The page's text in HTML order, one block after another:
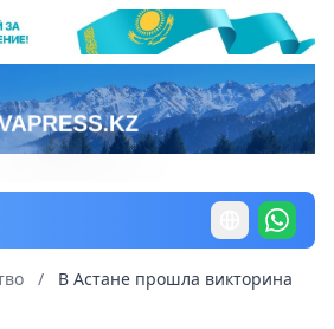
/
В Астане прошла викторина